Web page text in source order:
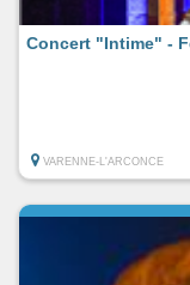
Concert "Intime" -
VARENNE-L'ARCONCE